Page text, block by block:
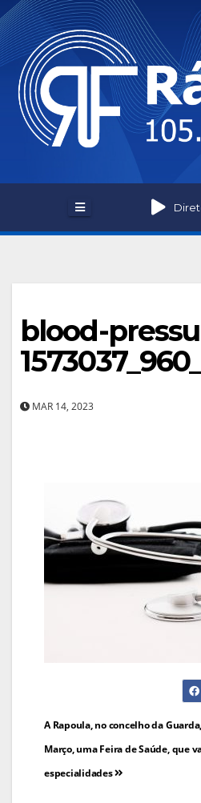
Skip
to
content
blood-
MAR 14, 2023
Navegação
de
artigos
A Rapoula, no concelho da
Março, uma Feira de Saúde, que
especialidades